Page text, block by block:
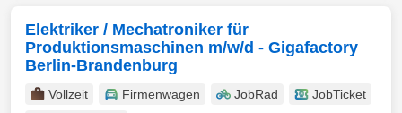
Elektriker / Mechatroniker für
Produktionsmaschinen m/w/d - Gigafactory
Berlin-Brandenburg
Vollzeit Firmenwagen JobRad
JobTicket